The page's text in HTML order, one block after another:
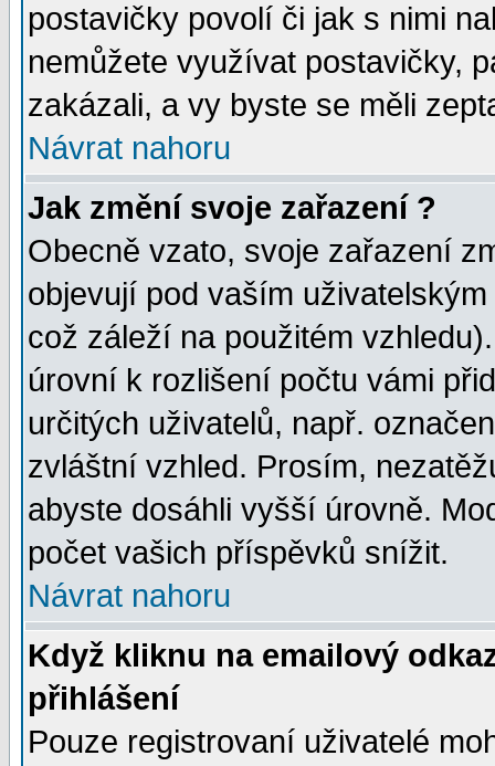
postavičky povolí či jak s nimi
nemůžete využívat postavičky,
zakázali, a vy byste se měli
Návrat nahoru
Jak změní svoje zařazení ?
Obecně vzato, svoje zařazení
objevují pod vaším
což záleží na použitém
úrovní k rozlišení počtu vámi
určitých uživatelů, např.
zvláštní vzhled. Prosím,
abyste dosáhli vyšší úrovně.
počet vašich příspěvků snížit.
Návrat nahoru
Když kliknu na emailový
přihlášení
Pouze registrovaní uživatelé